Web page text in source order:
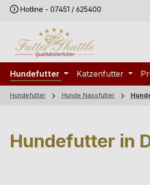
Hauptinhalt springen
Zur Suche springen
Zur Hauptnavigation springen
Hotline - 07451 / 625400
Hundefutter Katzenfutter
Hundefutter Hunde Nassfutter
Hundefutter in